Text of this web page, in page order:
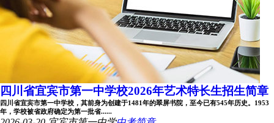
四川省宜宾市第一中学校2026年艺术特长生招生简章
四川省宜宾市第一中学校，其前身为创建于1481年的翠屏书院，至今已有545年历史。1953
年，学校被省政府确定为第一批省......